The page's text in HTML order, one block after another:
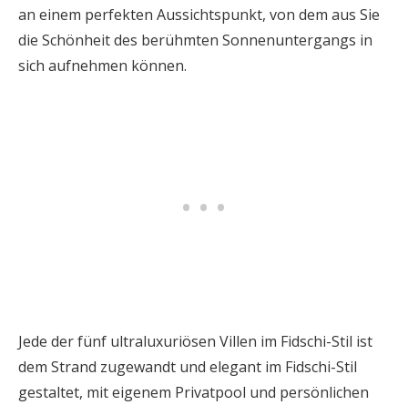
an einem perfekten Aussichtspunkt, von dem aus Sie
die Schönheit des berühmten Sonnenuntergangs in
sich aufnehmen können.
Jede der fünf ultraluxuriösen Villen im Fidschi-Stil ist
dem Strand zugewandt und elegant im Fidschi-Stil
gestaltet, mit eigenem Privatpool und persönlichen